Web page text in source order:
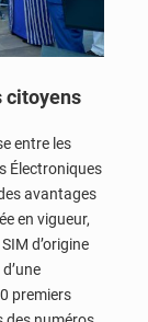
citoyens
entre les
Électroniques
avantages
en vigueur,
d’origine
premiers